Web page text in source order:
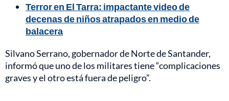
Terror en El Tarra: impactante video de
decenas de niños atrapados en medio de
balacera
Silvano Serrano, gobernador de Norte de Santander,
informó que uno de los militares tiene “complicaciones
graves y el otro está fuera de peligro”.